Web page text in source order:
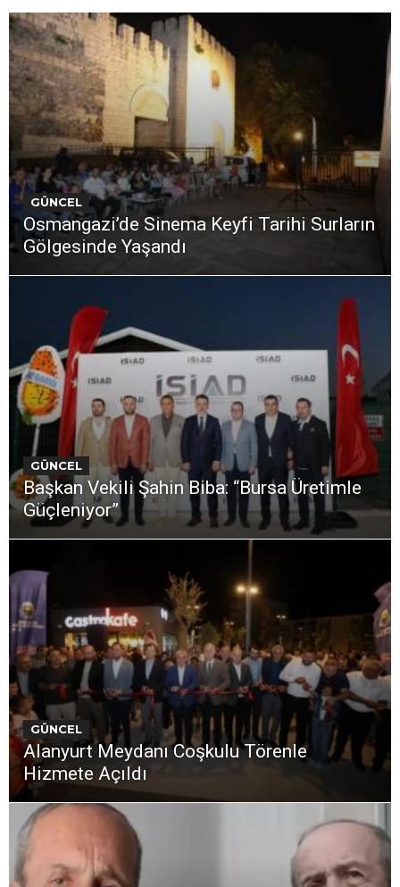
GÜNCEL
Osmangazi’de Sinema Keyfi Tarihi Surların
Gölgesinde Yaşandı
GÜNCEL
Başkan Vekili Şahin Biba: “Bursa Üretimle
Güçleniyor”
GÜNCEL
Alanyurt Meydanı Coşkulu Törenle
Hizmete Açıldı